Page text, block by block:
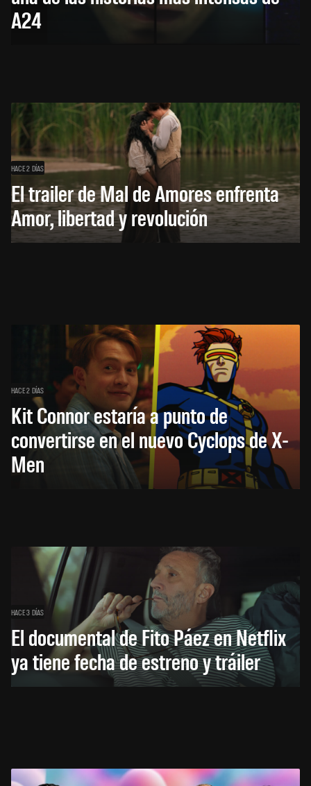
A24
HACE 2 DÍAS
El trailer de Mal de Amores enfrenta
Amor, libertad y revolución
HACE 2 DÍAS
Kit Connor estaría a punto de
convertirse en el nuevo Cyclops de X-
Men
HACE 3 DÍAS
El documental de Fito Páez en Netflix
ya tiene fecha de estreno y tráiler